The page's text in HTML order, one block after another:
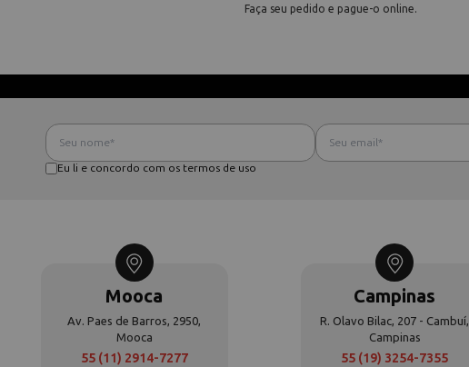
Faça seu pedido e pague-o online.
Eu li e concordo com os termos de uso
Mooca
Av. Paes de Barros, 2950,
Mooca
55 (11) 2914-7277
Campinas
R. Olavo Bilac, 207 - Cambuí,
Campinas
55 (19) 3254-7355